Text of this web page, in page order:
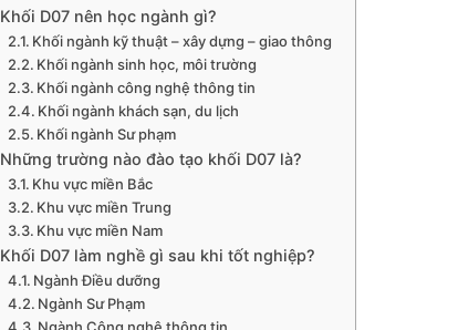
Khối D07 nên học ngành gì?
Khối ngành kỹ thuật – xây dựng – giao thông
Khối ngành sinh học, môi trường
Khối ngành công nghệ thông tin
Khối ngành khách sạn, du lịch
Khối ngành Sư phạm
Những trường nào đào tạo khối D07 là?
Khu vực miền Bắc
Khu vực miền Trung
Khu vực miền Nam
Khối D07 làm nghề gì sau khi tốt nghiệp?
Ngành Điều dưỡng
Ngành Sư Phạm
Ngành Công nghệ thông tin